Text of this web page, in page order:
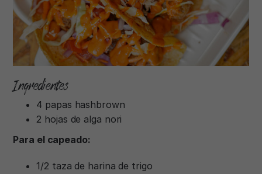
Ingredientes
4 papas hashbrown
2 hojas de alga nori
Para el capeado:
1/2 taza de harina de trigo